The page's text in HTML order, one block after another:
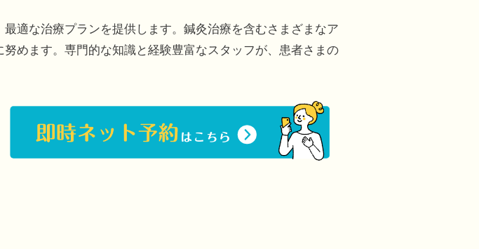
適な治療プランを提供します。鍼灸治療を含むさまざまなア
めます。専門的な知識と経験豊富なスタッフが、患者さまの